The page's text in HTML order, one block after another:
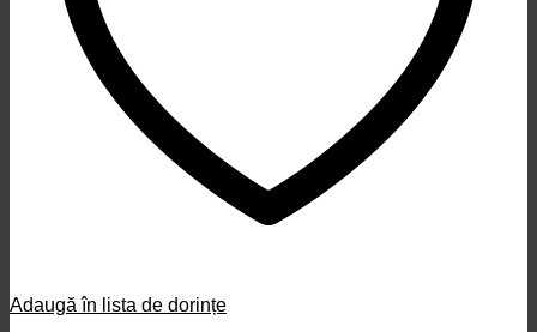
Adaugă în lista de dorințe